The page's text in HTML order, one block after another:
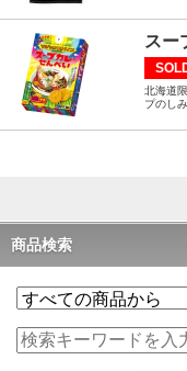
スー
北海道
プのし
商品検索